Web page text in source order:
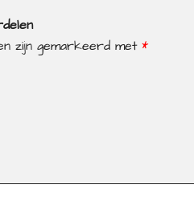
zijn gemarkeerd met *